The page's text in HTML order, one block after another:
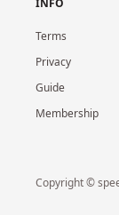
INFO
Terms
Privacy
Guide
Membership
Copyright ©